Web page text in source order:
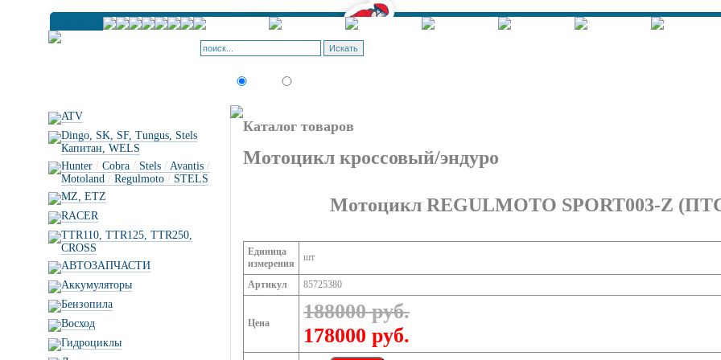
ATV
Dingo, SK, SF, Tungus, Stels
Капитан, WELS
Hunter / Cobra / Stels / Avantis /
Motoland / Regulmoto / STELS
MZ, ETZ
RACER
TTR110, TTR125, TTR250,
CROSS
АВТОЗАПЧАСТИ
Аккумуляторы
Бензопила
Восход
Гидроциклы
Каталог товаров
Мотоцикл кроссовый/эндуро
Мотоцикл REGULMOTO SPORT003-Z
Единица
измерения
шт
Артикул 85725380
Цена
188000 руб.
178000 руб.